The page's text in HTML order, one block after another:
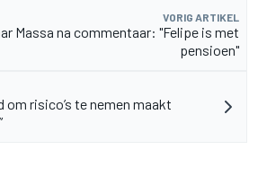
VORIG ARTIKEL
Massa na commentaar: "Felipe is met
pensioen"
om risico’s te nemen maakt